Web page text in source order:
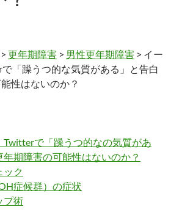
> 更年期障害 > 男性更年期障害 > イー
「躁うつ的な気質がある」と告白
性はないのか？
Twitterで「躁うつ的なの気質があ
期障害の可能性はないのか？
ック
症候群）の症状
プ術